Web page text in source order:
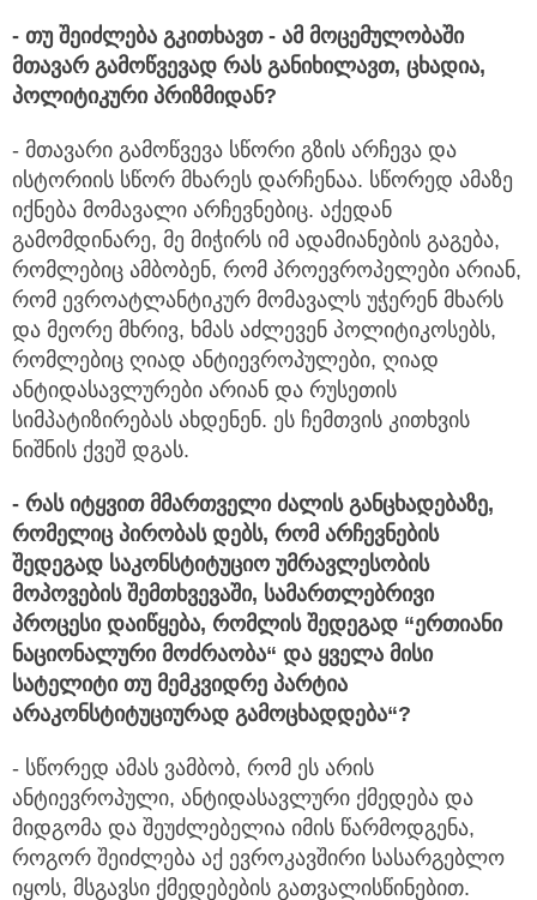
- თუ შეიძლება გკითხავთ - ამ მოცემულობაში
მთავარ გამოწვევად რას განიხილავთ, ცხადია,
პოლიტიკური პრიზმიდან?
- მთავარი გამოწვევა სწორი გზის არჩევა და
ისტორიის სწორ მხარეს დარჩენაა. სწორედ ამაზე
იქნება მომავალი არჩევნებიც. აქედან
გამომდინარე, მე მიჭირს იმ ადამიანების გაგება,
რომლებიც ამბობენ, რომ პროევროპელები არიან,
რომ ევროატლანტიკურ მომავალს უჭერენ მხარს
და მეორე მხრივ, ხმას აძლევენ პოლიტიკოსებს,
რომლებიც ღიად ანტიევროპულები, ღიად
ანტიდასავლურები არიან და რუსეთის
სიმპატიზირებას ახდენენ. ეს ჩემთვის კითხვის
ნიშნის ქვეშ დგას.
- რას იტყვით მმართველი ძალის განცხადებაზე,
რომელიც პირობას დებს, რომ არჩევნების
შედეგად საკონსტიტუციო უმრავლესობის
მოპოვების შემთხვევაში, სამართლებრივი
პროცესი დაიწყება, რომლის შედეგად “ერთიანი
ნაციონალური მოძრაობა“ და ყველა მისი
სატელიტი თუ მემკვიდრე პარტია
არაკონსტიტუციურად გამოცხადდება“?
- სწორედ ამას ვამბობ, რომ ეს არის
ანტიევროპული, ანტიდასავლური ქმედება და
მიდგომა და შეუძლებელია იმის წარმოდგენა,
როგორ შეიძლება აქ ევროკავშირი სასარგებლო
იყოს, მსგავსი ქმედებების გათვალისწინებით.